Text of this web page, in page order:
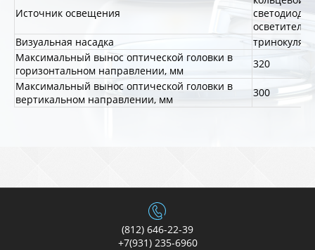
Источник освещения
осветитель
Визуальная насадка
Максимальный вынос оптической головки в
горизонтальном направлении, мм
320
Максимальный вынос оптической головки в
вертикальном направлении, мм
300
(812) 646-22-39
+7(931) 235-6960